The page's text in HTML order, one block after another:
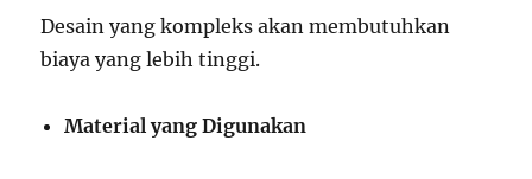
Desain yang kompleks akan membutuhkan
biaya yang lebih tinggi.
Material yang Digunakan